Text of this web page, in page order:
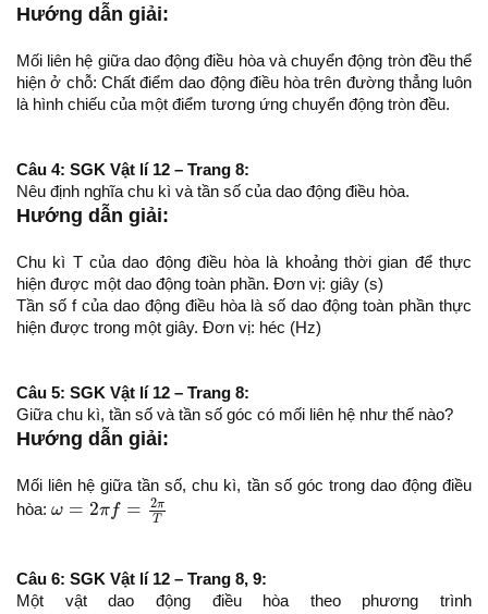
Hướng dẫn giải:
Mối liên hệ giữa dao động điều hòa và chuyển động tròn đều thể
hiện ở chỗ: Chất điểm dao động điều hòa trên đường thẳng luôn
là hình chiếu của một điểm tương ứng chuyển động tròn đều.
Câu 4: SGK Vật lí 12 – Trang 8:
Nêu định nghĩa chu kì và tần số của dao động điều hòa.
Hướng dẫn giải:
Chu kì T của dao động điều hòa là khoảng thời gian để thực
hiện được một dao động toàn phần. Đơn vị: giây (s)
Tần số f của dao động điều hòa là số dao động toàn phần thực
hiện được trong một giây. Đơn vị: héc (Hz)
Câu 5: SGK Vật lí 12 – Trang 8:
Giữa chu kì, tần số và tần số góc có mối liên hệ như thế nào?
Hướng dẫn giải:
Mối liên hệ giữa tần số, chu kì, tần số góc trong dao động điều
hòa: ω = 2πf = 2π
T
ω= 2π f=2π T
Câu 6: SGK Vật lí 12 – Trang 8, 9:
Một vật dao động điều hòa theo phương trình